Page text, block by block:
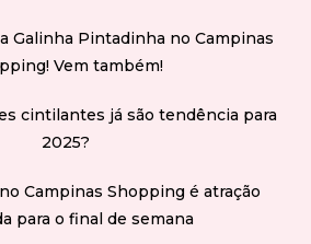
Galinha Pintadinha no Campinas
Vem também!
cintilantes já são tendência para
2025?
Campinas Shopping é atração
para o final de semana